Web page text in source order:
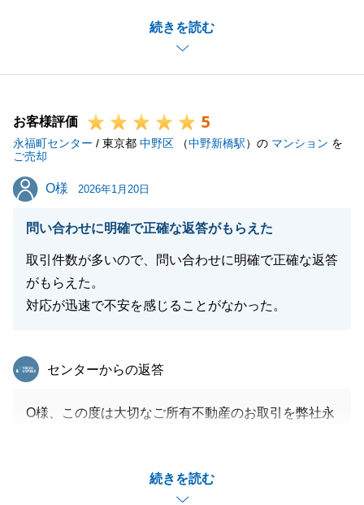
続きを読む
態でのスタートではありましたが、いつも親身にご対
応いただき、H様の新居に懸ける想いの強さや想像力
の豊かさに感銘を受けておりました。
に最後のお引渡しまで完了し、新居での生活が華々し
く賑やかにスタートできているようで、大変嬉しく思
います。
お取引の間では、励みになるお言葉もたくさん頂きま
今後とも弊社を末永くご愛顧を賜りますよう、お願い
申し上げます。
皆様のご健康とご多幸をお祈り申し上げます。
お客様評価 5
永福町センター / 東京都 中野区 （中野新橋駅）の マンション を
ご売却
O様
O様 2026年1月20日
問い合わせに明確で正確な返答がもらえた
取引件数が多いので、問い合わせに明確で正確な返答
がもらえた。
対応が迅速で不安を感じることがなかった。
続きを読む
東急リバブル
センターからの返答
O様、この度は大切なご所有不動産のお取引を弊社永
また、あたたかいお言葉をいただき、大変嬉しく思い